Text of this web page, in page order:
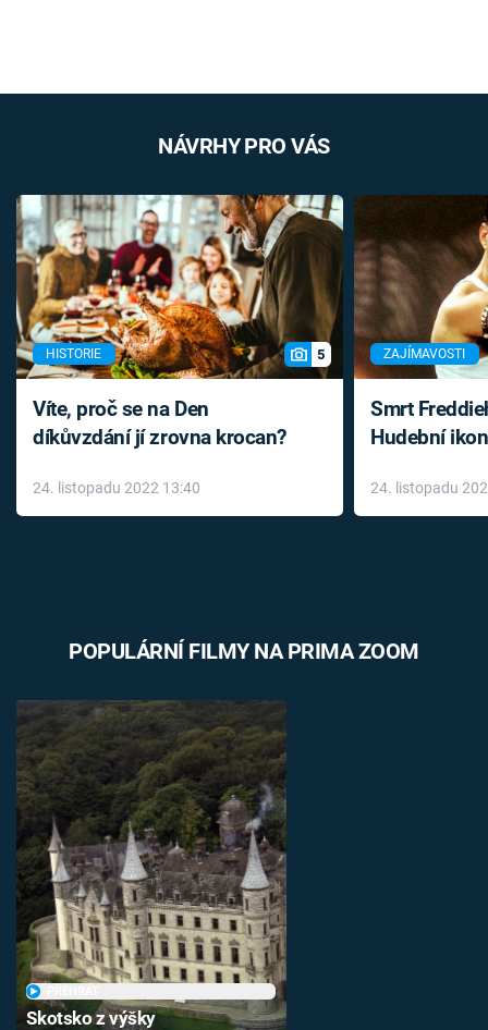
NÁVRHY PRO VÁS
HISTORIE 5
Víte, proč se na Den
díkůvzdání jí zrovna krocan?
24. listopadu 2022 13:40
ZAJÍMAVOSTI
Smrt
Hudební
léky
24. listopadu
POPULÁRNÍ FILMY NA PRIMA ZOOM
Skotsko z výšky